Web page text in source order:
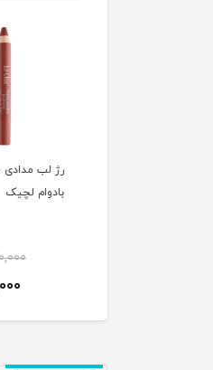
رژ لب مدادی
بادوام لچیک